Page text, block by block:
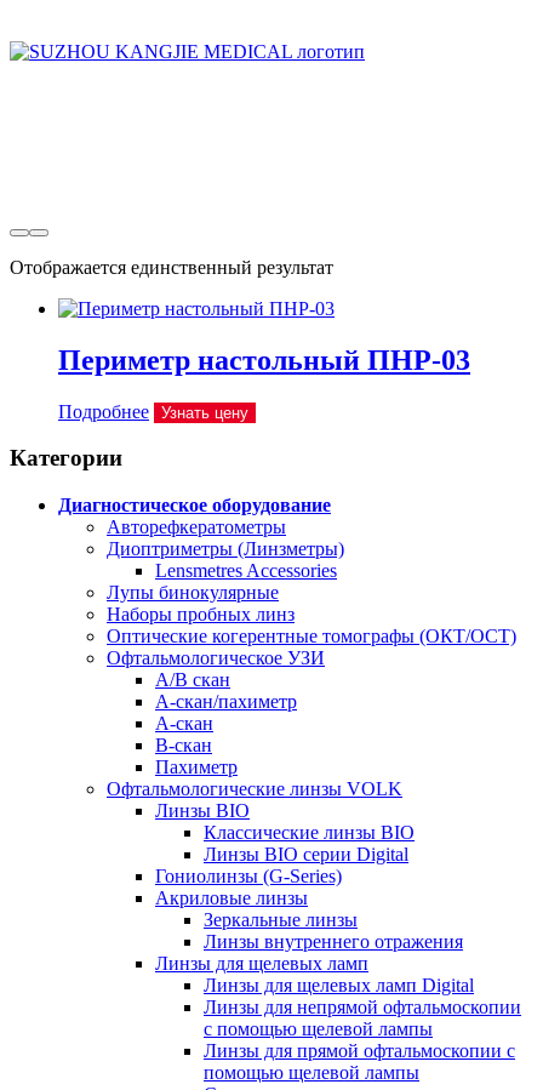
Отображается единственный результат
Периметр настольный ПНР-03
Подробнее Узнать цену
Категории
Диагностическое оборудование
Авторефкератометры
Диоптриметры (Линзметры)
Lensmetres Accessories
Лупы бинокулярные
Наборы пробных линз
Оптические когерентные томографы (ОКТ/ОСТ)
Офтальмологическое УЗИ
A/B скан
A-скан/пахиметр
A-скан
B-скан
Пахиметр
Офтальмологические линзы VOLK
Линзы BIO
Классические линзы BIO
Линзы BIO серии Digital
Гониолинзы (G-Series)
Акриловые линзы
Зеркальные линзы
Линзы внутреннего отражения
Линзы для щелевых ламп
Линзы для щелевых ламп Digital
Линзы для непрямой офтальмоскопии
с помощью щелевой лампы
Линзы для прямой офтальмоскопии с
помощью щелевой лампы